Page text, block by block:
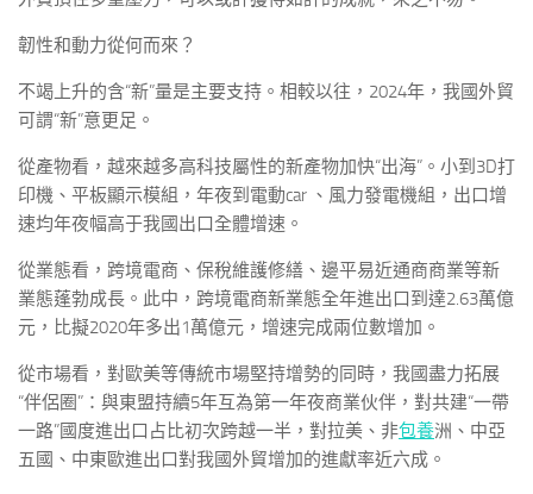
韌性和動力從何而來？
不竭上升的含“新”量是主要支持。相較以往，2024年，我國外貿
可謂“新”意更足。
從產物看，越來越多高科技屬性的新產物加快“出海”。小到3D打
印機、平板顯示模組，年夜到電動car 、風力發電機組，出口增
速均年夜幅高于我國出口全體增速。
從業態看，跨境電商、保稅維護修繕、邊平易近通商商業等新
業態蓬勃成長。此中，跨境電商新業態全年進出口到達2.63萬億
元，比擬2020年多出1萬億元，增速完成兩位數增加。
從市場看，對歐美等傳統市場堅持增勢的同時，我國盡力拓展
“伴侶圈”：與東盟持續5年互為第一年夜商業伙伴，對共建“一帶
一路”國度進出口占比初次跨越一半，對拉美、非包養洲、中亞
五國、中東歐進出口對我國外貿增加的進獻率近六成。